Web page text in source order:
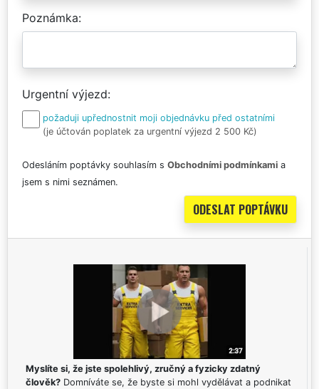
Poznámka
Urgentní výjezd
požaduji upřednostnit moji objednávku před ostatními
(je účtován poplatek za urgentní výjezd 2 500 Kč)
Odesláním poptávky souhlasím s Obchodními podmínkami a
jsem s nimi seznámen.
Myslíte si, že jste spolehlivý, zručný a fyzicky zdatný
člověk? Domníváte se, že byste si mohl vydělávat a podnikat